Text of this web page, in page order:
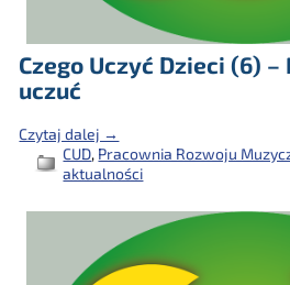
Czego Uczyć Dzieci (6)
uczuć
Czytaj dalej →
CUD, Pracownia Rozwoju
aktualności